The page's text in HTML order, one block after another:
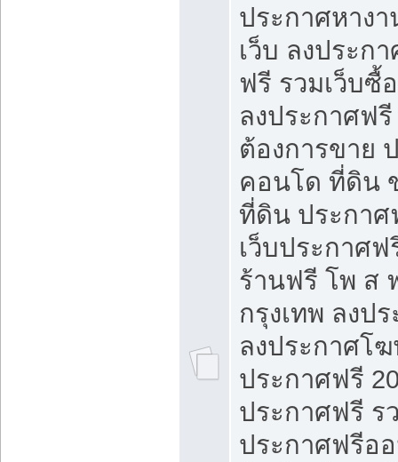
ประกาศหาง
เว็บ ลงประก
ฟรี รวมเว็บซื้
ลงประกาศฟ
ต้องการขาย
คอนโด ที่ดิน
ที่ดิน ประกา
เว็บประกาศ
ร้านฟรี โพ ส
กรุงเทพ ลงป
ลงประกาศโ
ประกาศฟรี
ประกาศฟรี ร
ประกาศฟรีอ